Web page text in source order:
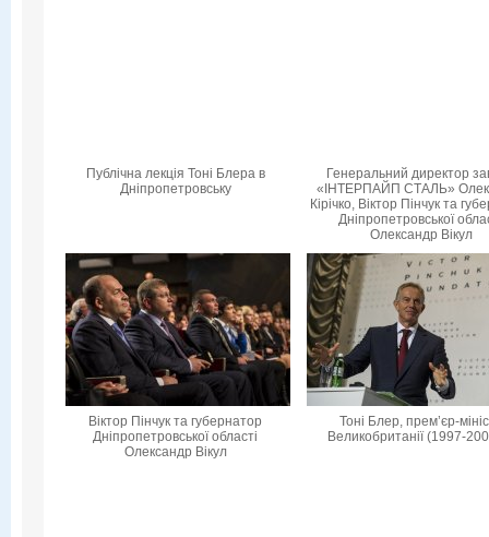
Публічна лекція Тоні Блера в
Дніпропетровську
Генеральний директор
«ІНТЕРПАЙП СТАЛЬ»
Кірічко, Віктор Пінчук та
Дніпропетровської
Олександр Вікул
Віктор Пінчук та губернатор
Дніпропетровської області
Олександр Вікул
Тоні Блер, прем’єр-
Великобританії (1997-